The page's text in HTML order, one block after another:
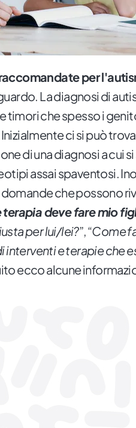
per
La diagnosi di
timori che spesso i
ci si può
di una diagnosi a cui
assai spaventosi.
che possono
terapia deve fare mio
per lui/lei?”, “Come
interventi e terapie che
ecco alcune